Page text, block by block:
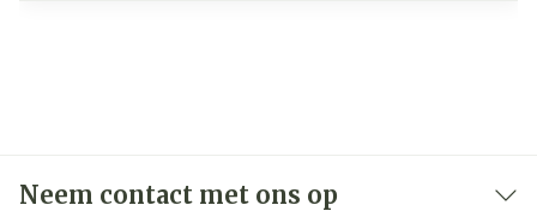
Neem contact met ons op